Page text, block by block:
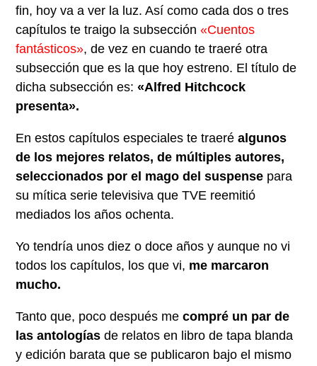
fin, hoy va a ver la luz. Así como cada dos o tres
capítulos te traigo la subsección«Cuentos
fantásticos», de vez en cuando te traeré otra
subsección que es la que hoy estreno. El título de
dicha subsección es:«Alfred Hitchcock
presenta».
En estos capítulos especiales te traeréalgunos
de los mejores relatos, de múltiples autores,
seleccionados por el mago del suspense para
su mítica serie televisiva que TVE reemitió
mediados los años ochenta.
Yo tendría unos diez o doce años y aunque no vi
todos los capítulos, los que vi, me marcaron
mucho.
Tanto que, poco después mecompré un par de
las antologías de relatos en libro de tapa blanda
y edición barata que se publicaron bajo el mismo